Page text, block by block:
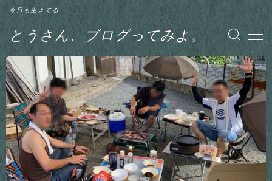
とうさん、ブログってみよ。
今日も生きてる
MENU
グルメ
日記
釣り